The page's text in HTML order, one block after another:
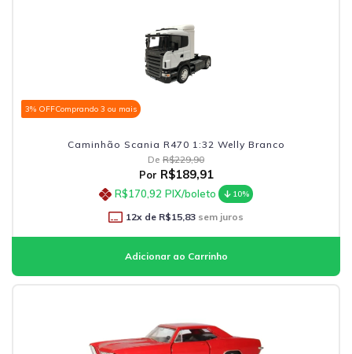
3% OFFComprando 3 ou mais
Caminhão Scania R470 1:32 Welly Branco
De R$229,90
Por R$189,91
R$170,92 PIX/boleto 10%
12x de R$15,83 sem juros